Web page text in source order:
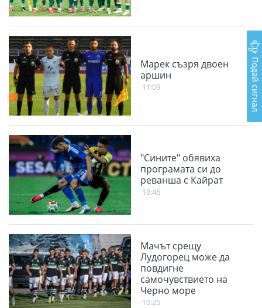
Марек съзря двоен
аршин
11:09
"Сините" обявиха
програмата си до
реванша с Кайрат
10:46
Мачът срещу
Лудогорец може да
повдигне
самочувствието на
Черно море
10:25
Подай сигнал